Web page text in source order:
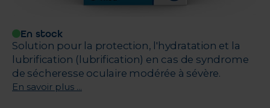
En stock
Solution pour la protection, l'hydratation et la
lubrification (lubrification) en cas de syndrome
de sécheresse oculaire modérée à sévère.
En savoir plus ...